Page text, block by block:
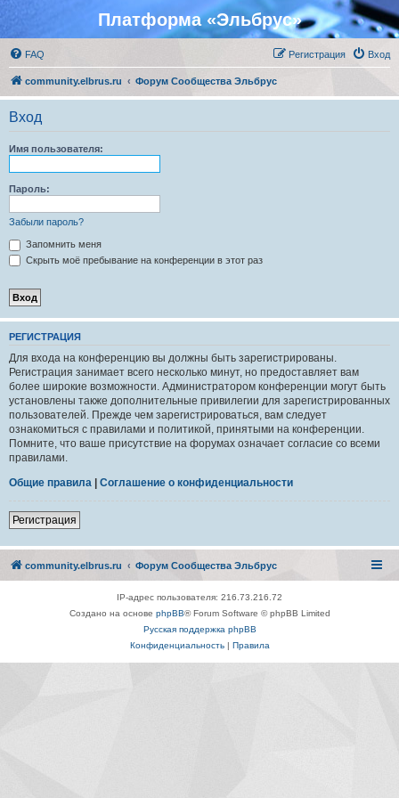
Платформа «Эльбрус»
FAQ Вход
Регистрация
community.elbrus.ru Форум Сообщества Эльбрус
Вход
Имя пользователя:
Пароль:
Забыли пароль?
Запомнить меня
Скрыть моё пребывание на конференции в этот раз
РЕГИСТРАЦИЯ
Для входа на конференцию вы должны быть зарегистрированы.
Регистрация занимает всего несколько минут, но предоставляет вам
более широкие возможности. Администратором конференции могут быть
установлены также дополнительные привилегии для зарегистрированных
пользователей. Прежде чем зарегистрироваться, вам следует
ознакомиться с правилами и политикой, принятыми на конференции.
Помните, что ваше присутствие на форумах означает согласие со всеми
правилами.
Общие правила | Соглашение о конфиденциальности
Регистрация
community.elbrus.ru Форум Сообщества Эльбрус
IP-адрес пользователя: 216.73.216.72
Создано на основе phpBB® Forum Software © phpBB Limited
Русская поддержка phpBB
Конфиденциальность| Правила